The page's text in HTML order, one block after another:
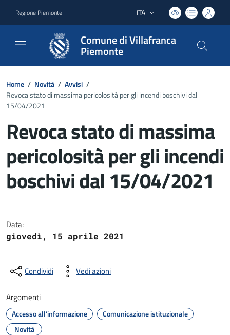
Regione Piemonte Lingua attiva:
ITA
Comune di Villafranca
Piemonte
Home / Novità / Avvisi /
Revoca stato di massima pericolosità per gli incendi boschivi dal
15/04/2021
Revoca stato di massima
pericolosità per gli incendi
boschivi dal 15/04/2021
Data:
giovedì, 15 aprile 2021
Condividi Vedi azioni
Argomenti
Accesso all'informazione
Comunicazione istituzionale
Novità